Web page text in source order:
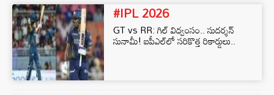
#IPL 2026
GT vs RR: గిల్ విధ్వంసం.. సుదర్శన్
సునామీ! ఐపీఎల్‌లో సరికొత్త రికార్డులు..